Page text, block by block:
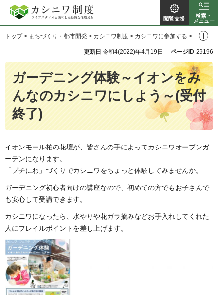
カシニワ制
度
閲覧支援
検索・
メニュー
トップ> まちづくり・都市開発 > カシニワ制度 > カシニワに参加する >
更新日 令和4(2022)年4月19日 ページID 29196
ガーデニング体験～イオンをみ
んなのカシニワにしよう～(受付
終了)
イオンモール柏の花壇が、皆さんの手によってカシニワオープンガ
ーデンになります。
「プチにわ」づくりでカシニワをちょっと体験してみませんか。
ガーデニング初心者向けの講座なので、初めての方でもお子さんで
も安心して受講できます。
カシニワになったら、水やりや花ガラ摘みなどお手入れしてくれた
人にフレイルポイントを差し上げます。